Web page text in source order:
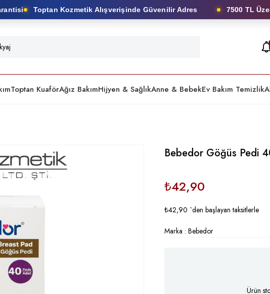
Toptan Kozmetik Alışverişinde Güvenilir Adres 7500 TL Üzeri
Toptan KuaförAğız BakımHijyen & SağlıkAnne & BebekEv Bakım Temizlik
Bebedor Göğüs Pedi
₺42,90
₺42,90 `den başlayan taksitlerle
Marka : Bebedor
Ürün